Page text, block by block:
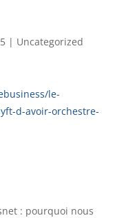
| Uncategorized
le-
d-avoir-orchestre-
: pourquoi nous